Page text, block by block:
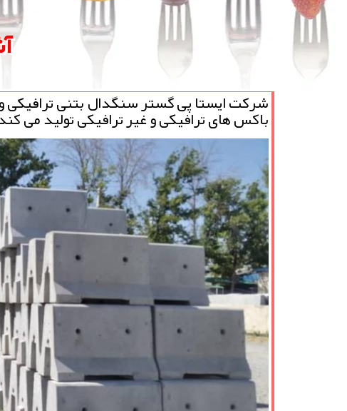
شركت ایستا پی گستر سنگدال بتنی ترافیكی
باكس های ترافیكی و غیر ترافیكی تولید می